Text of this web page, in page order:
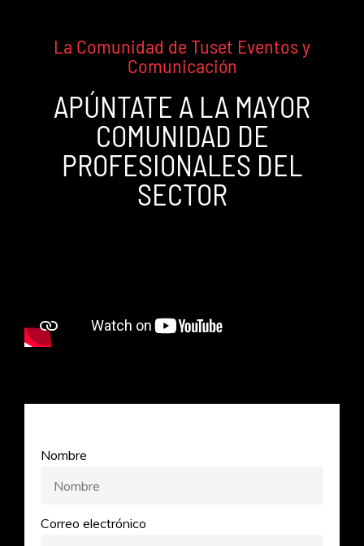
La Comunidad de Tuset Eventos y
Comunicación
APÚNTATE A LA MAYOR
COMUNIDAD DE
PROFESIONALES DEL
SECTOR
Nombre
Correo electrónico